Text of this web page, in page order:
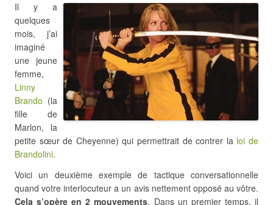
Il y a
quelques
mois, j’ai
imaginé
une jeune
femme,
Linny
Brando (la
fille de
Marlon, la
petite sœur de Cheyenne) qui permettrait de contrer la loi de
Brandolini.
Voici un deuxième exemple de tactique conversationnelle
quand votre interlocuteur a un avis nettement opposé au vôtre.
Cela s’opère en 2 mouvements. Dans un premier temps, il